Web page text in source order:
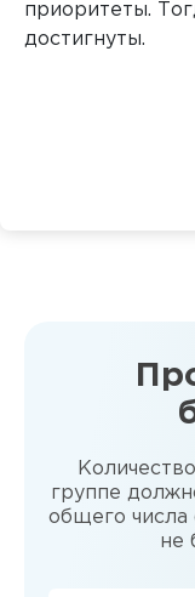
приоритеты.
достигнуты.
группе
общего числа
не